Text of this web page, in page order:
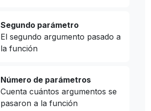
Segundo parámetro
El segundo argumento pasado a
la función
Número de parámetros
Cuenta cuántos argumentos se
pasaron a la función